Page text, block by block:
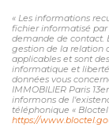
« Les informations
fichier informatisé par
demande de contact.
gestion de la relation
applicables et sont
informatique et
données vous
IMMOBILIER Paris
informons de
téléphonique « Bloctel
https://